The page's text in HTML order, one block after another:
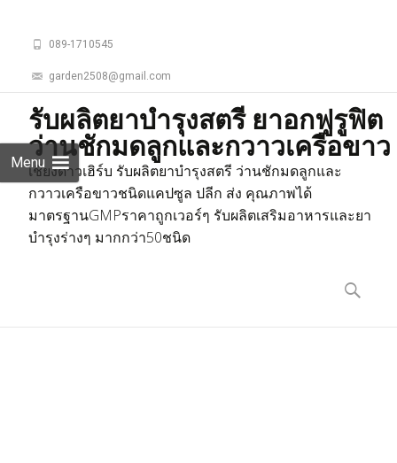
089-1710545
garden2508@gmail.com
รับผลิตยาบำรุงสตรี ยาอกฟูรูฟิต
ว่านชักมดลูกและกวาวเครือขาว
เชียงดาวเฮิร์บ รับผลิตยาบำรุงสตรี ว่านชักมดลูกและ
กวาวเครือขาวชนิดแคปซูล ปลีก ส่ง คุณภาพได้
มาตรฐานGMPราคาถูกเวอร์ๆ รับผลิตเสริมอาหารและยา
บำรุงร่างๆ มากกว่า50ชนิด
Menu
to
content
ค้นหา
สำหรับ: